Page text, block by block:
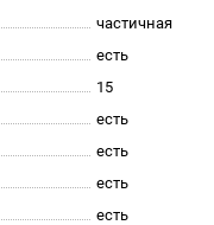
частичная
есть
15
есть
есть
есть
есть